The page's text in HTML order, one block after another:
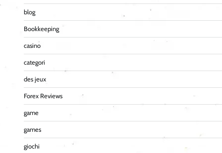
blog
Bookkeeping
casino
categori
des jeux
Forex Reviews
game
games
giochi